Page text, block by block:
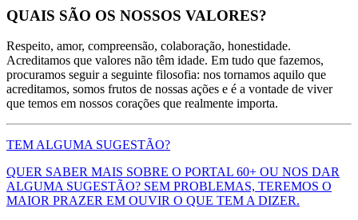
QUAIS SÃO OS NOSSOS VALORES?
Respeito, amor, compreensão, colaboração, honestidade.
Acreditamos que valores não têm idade. Em tudo que fazemos,
procuramos seguir a seguinte filosofia: nos tornamos aquilo que
acreditamos, somos frutos de nossas ações e é a vontade de viver
que temos em nossos corações que realmente importa.
TEM ALGUMA SUGESTÃO?
QUER SABER MAIS SOBRE O PORTAL 60+ OU NOS DAR
ALGUMA SUGESTÃO? SEM PROBLEMAS, TEREMOS O
MAIOR PRAZER EM OUVIR O QUE TEM A DIZER.